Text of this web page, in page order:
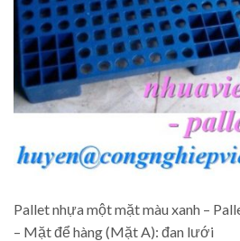
Pallet nhựa một mặt màu xanh –
– Mặt để hàng (Mặt A): đan lưới